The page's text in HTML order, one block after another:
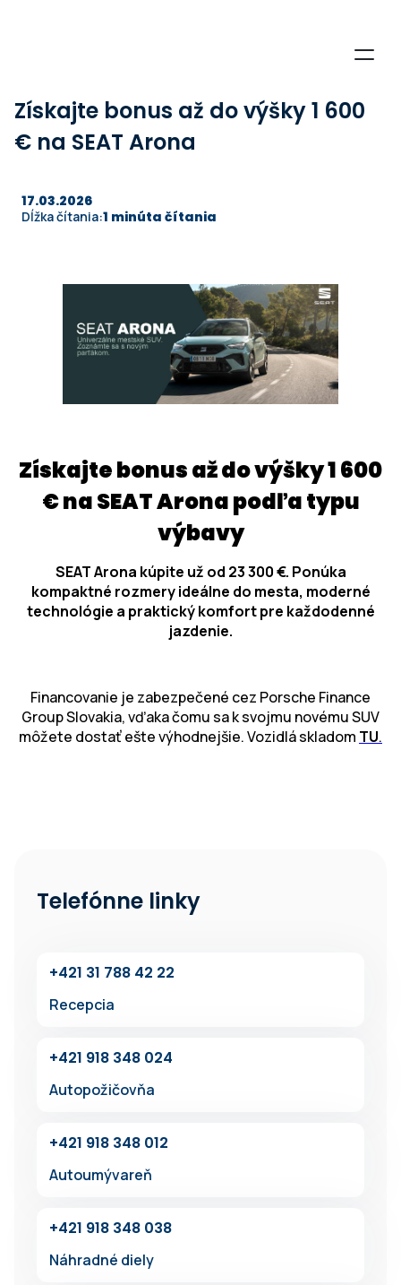
Získajte bonus až do výšky 1 600
€ na SEAT Arona
17.03.2026
Dĺžka čítania:1 minúta čítania
Získajte bonus až do výšky 1 600
€ na SEAT Arona podľa typu
výbavy
SEAT Arona kúpite už od 23 300 €. Ponúka
kompaktné rozmery ideálne do mesta, moderné
technológie a praktický komfort pre každodenné
jazdenie.
Financovanie je zabezpečené cez Porsche Finance
Group Slovakia, vďaka čomu sa k svojmu novému SUV
môžete dostať ešte výhodnejšie. Vozidlá skladom TU.
Telefónne linky
+42‍1 31 7‍88 42 22
Recepcia
+42‍1 918 348 024
Autopožičovňa
+42‍1 91‍8 348 012
Autoumývareň
+4‍21 918 34‍8 038
Náhradné diely